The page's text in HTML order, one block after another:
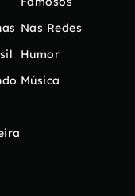
Nas Redes
Humor
Música